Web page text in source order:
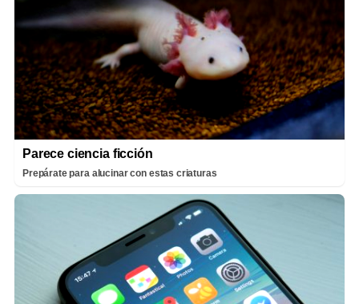
Parece ciencia ficción
Prepárate para alucinar con estas criaturas